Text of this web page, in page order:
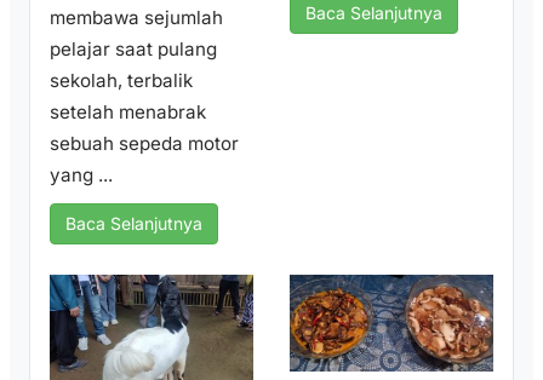
membawa sejumlah
pelajar saat pulang
sekolah, terbalik
setelah menabrak
sebuah sepeda motor
yang ...
Baca Selanjutnya
Baca Selanjutnya